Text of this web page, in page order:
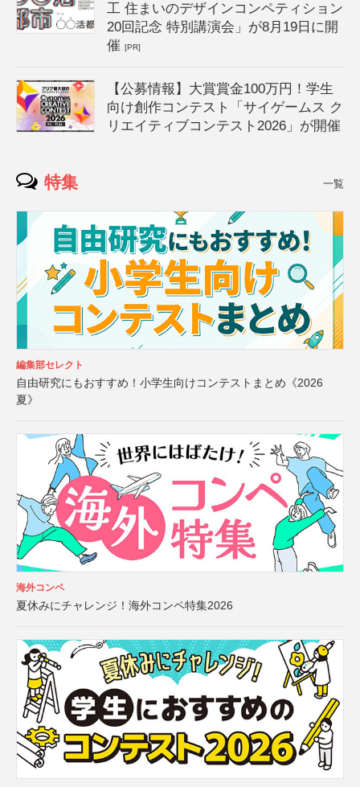
工 住まいのデザインコンペティション
20回記念 特別講演会」が8月19日に開
催[PR]
【公募情報】大賞賞金100万円！学生
向け創作コンテスト「サイゲームス ク
リエイティブコンテスト2026」が開催
特集 一覧
編集部セレクト
自由研究にもおすすめ！小学生向けコンテストまとめ《2026
夏》
海外コンペ
夏休みにチャレンジ！海外コンペ特集2026